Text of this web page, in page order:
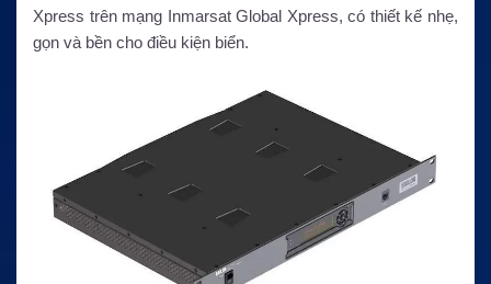
Xpress trên mạng Inmarsat Global Xpress, có thiết kế nhẹ,
gọn và bền cho điều kiện biển.